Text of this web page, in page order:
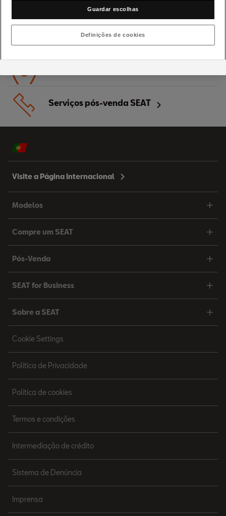
Para onde quer avançar
com a SEAT Consigo?
Serviços pós-venda SEAT
Visite a Página Internacional
Modelos
Compre um SEAT
Pós-Venda
SEAT for Business
Sobre a SEAT
Cookie Settings
Política de Privacidade
Política de cookies
Termos e condições
Intermediação de crédito
Sistema de Denúncia
Imprensa
Guardar escolhas
Definições de cookies